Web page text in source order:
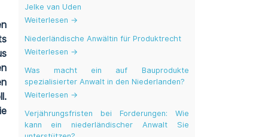
Jelke van Uden
Weiterlesen →
Niederländische Anwältin für Produktrecht
Weiterlesen →
Was macht ein auf Bauprodukte
spezialisierter Anwalt in den Niederlanden?
Weiterlesen →
Verjährungsfristen bei Forderungen: Wie
kann ein niederländischer Anwalt Sie